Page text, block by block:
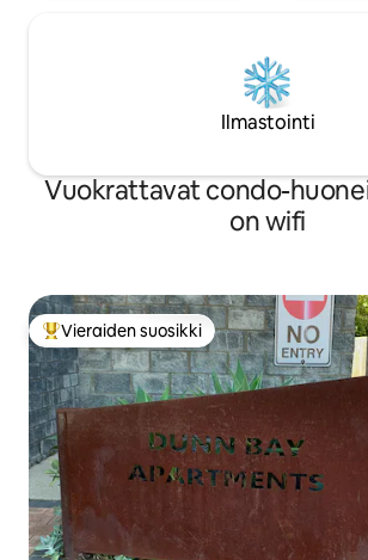
Ilmastointi
Vuokrattavat condo-
on wifi
Vieraiden suosikkien parhaimmistoa
Vieraiden suosikki